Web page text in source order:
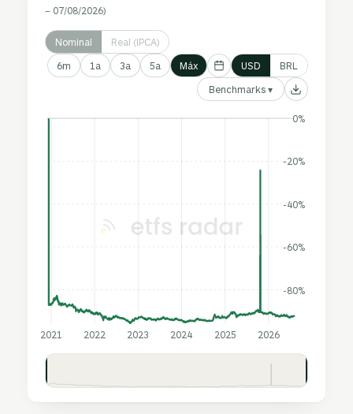
– 07/08/2026)
Nominal Real (IPCA)
6m 1a 3a 5a Máx USD BRL
Benchmarks ▾
-80%
-60%
-40%
-20%
0%
2021 2022 2023 2024 2025 2026